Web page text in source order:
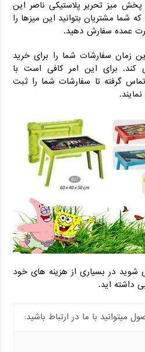
پخش میز تحریر پلاستیکی ناصر این
شما مشتریان بتوانید این میزها را
عمده سفارش دهید.
زمان سفارشات شما را برای خرید
برای این امر کافی است با
گرفته تا سفارشات شما را ثبت
شوید در بسیاری از هزینه های خود
داشته اید.
با ما در ارتباط باشید: